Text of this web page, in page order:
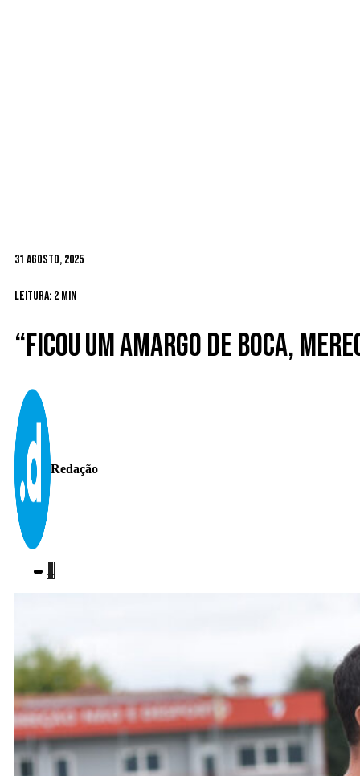
31 Agosto, 2025
Leitura: 2 min
“Ficou um amargo de boca,
Redação